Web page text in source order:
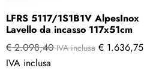
LFRS 5117/1S1B1V AlpesInox
Lavello da incasso 117x51cm
€2.098,40 IVA inclusa € 1.636,75
IVA inclusa